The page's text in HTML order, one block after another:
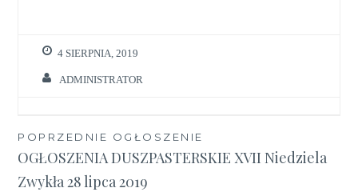
4 SIERPNIA, 2019
ADMINISTRATOR
Nawigacja
wpisu
POPRZEDNIE OGŁOSZENIE
OGŁOSZENIA DUSZPASTERSKIE XVII Niedziela
Zwykła 28 lipca 2019